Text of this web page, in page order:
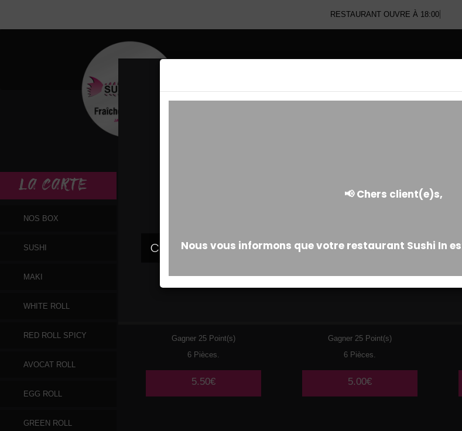
RESTAURANT OUVRE À 18:00
LA CARTE
NOS BOX
SUSHI
MAKI
WHITE ROLL
RED ROLL SPICY
AVOCAT ROLL
EGG ROLL
GREEN ROLL
Gagner 25 Point(s)
6 Pièces.
5.50€
Gagner 25 Point(s)
6 Pièces.
5.00€